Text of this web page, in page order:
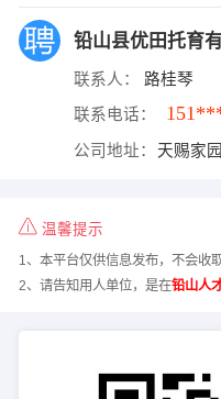
铅山县优田托育
联系人： 路桂琴
联系电话：
公司地址： 天赐家
温馨提示
1、本平台仅供信息发布，不会收
2、请告知用人单位，是在铅山人